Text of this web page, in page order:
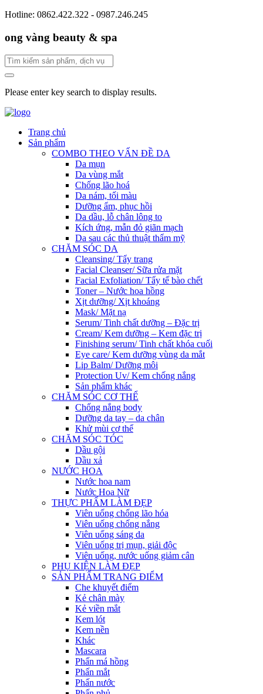
Hotline: 0862.422.322 - 0987.246.245
ong vàng beauty & spa
Please enter key search to display results.
Trang chủ
Sản phẩm
COMBO THEO VẤN ĐỀ DA
Da mụn
Da vùng mắt
Chống lão hoá
Da nám, tối màu
Dưỡng ẩm, phục hồi
Da dầu, lỗ chân lông to
Kích ứng, mẫn đỏ giãn mạch
Da sau các thủ thuật thẩm mỹ
CHĂM SÓC DA
Cleansing/ Tẩy trang
Facial Cleanser/ Sữa rửa mặt
Facial Exfoliation/ Tẩy tế bào chết
Toner – Nước hoa hồng
Xịt dưỡng/ Xịt khoáng
Mask/ Mặt nạ
Serum/ Tinh chất dưỡng – Đặc trị
Cream/ Kem dưỡng – Kem đặc trị
Finishing serum/ Tinh chất khóa cuối
Eye care/ Kem dưỡng vùng da mắt
Lip Balm/ Dưỡng môi
Protection Uv/ Kem chống nắng
Sản phẩm khác
CHĂM SÓC CƠ THỂ
Chống nắng body
Dưỡng da tay – da chân
Khử mùi cơ thể
CHĂM SÓC TÓC
Dầu gội
Dầu xả
NƯỚC HOA
Nước hoa nam
Nước Hoa Nữ
THỰC PHẨM LÀM ĐẸP
Viên uống chống lão hóa
Viên uống chống nắng
Viên uống sáng da
Viên uống trị mụn, giải độc
Viên uống, nước uống giảm cân
PHỤ KIỆN LÀM ĐẸP
SẢN PHẨM TRANG ĐIỂM
Che khuyết điểm
Kẻ chân mày
Kẻ viền mắt
Kem lót
Kem nền
Khác
Mascara
Phấn má hồng
Phấn mắt
Phấn nước